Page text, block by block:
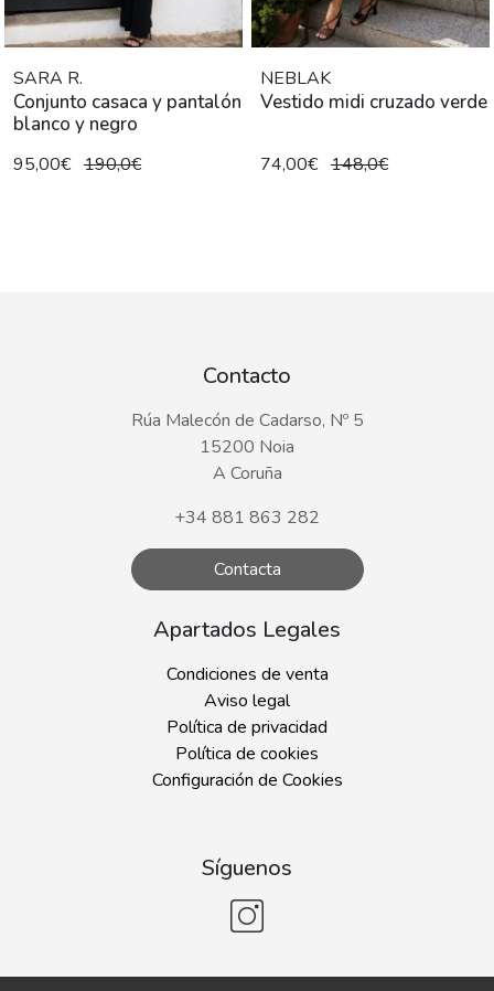
SARA R.
Conjunto casaca y pantalón
blanco y negro
95,00€ 190,0€
NEBLAK
Vestido midi cruzado verde
74,00€ 148,0€
Contacto
Rúa Malecón de Cadarso, Nº 5
15200 Noia
A Coruña
+34 881 863 282
Contacta
Apartados Legales
Condiciones de venta
Aviso legal
Política de privacidad
Política de cookies
Configuración de Cookies
Síguenos